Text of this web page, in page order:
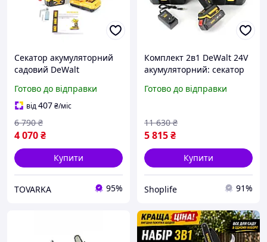
Секатор акумуляторний
садовий DeWalt
Готово до відправки
від407₴/міс
4 070₴
6 790 ₴
Купити
TOVARKA 95%
Комплект 2в1 DeWalt 24V
акумуляторний: секатор
DCM190HN для роботи в
Готово до відправки
5 815₴
11 630 ₴
Купити
Shoplife 91%